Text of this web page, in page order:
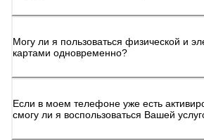
Могу ли я пользоваться физической и
картами одновременно?
Если в моем телефоне уже есть
смогу ли я воспользоваться Вашей